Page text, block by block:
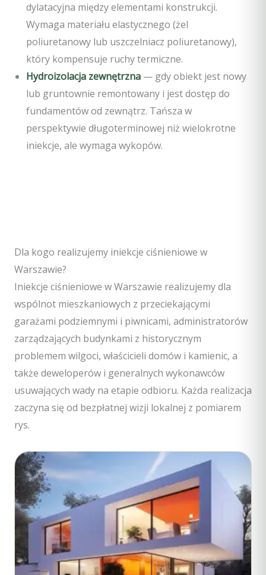
dylatacyjna między elementami konstrukcji.
Wymaga materiału elastycznego (żel
poliuretanowy lub uszczelniacz poliuretanowy),
który kompensuje ruchy termiczne.
Hydroizolacja zewnętrzna — gdy obiekt jest nowy
lub gruntownie remontowany i jest dostęp do
fundamentów od zewnątrz. Tańsza w
perspektywie długoterminowej niż wielokrotne
iniekcje, ale wymaga wykopów.
Dla kogo realizujemy iniekcje ciśnieniowe w
Warszawie?
Iniekcje ciśnieniowe w Warszawie realizujemy dla
wspólnot mieszkaniowych z przeciekającymi
garażami podziemnymi i piwnicami, administratorów
zarządzających budynkami z historycznym
problemem wilgoci, właścicieli domów i kamienic, a
także deweloperów i generalnych wykonawców
usuwających wady na etapie odbioru. Każda realizacja
zaczyna się od bezpłatnej wizji lokalnej z pomiarem
rys.